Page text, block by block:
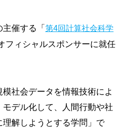
催する「 第4回計算社会科学
フィシャルスポンサーに就任
社会データを情報技術によ
デル化して、人間行動や社
解しようとする学問」で